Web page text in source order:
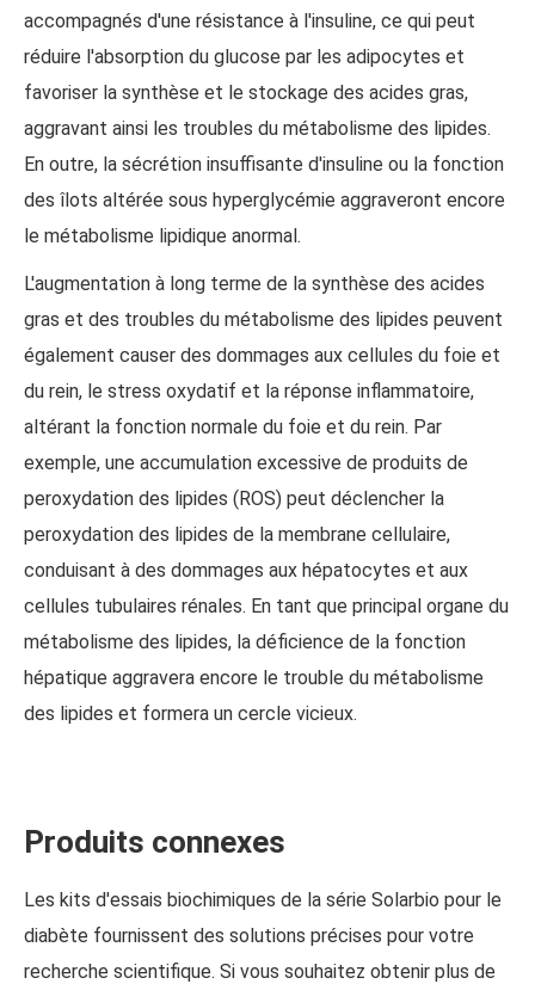
accompagnés d'une résistance à l'insuline, ce qui peut
réduire l'absorption du glucose par les adipocytes et
favoriser la synthèse et le stockage des acides gras,
aggravant ainsi les troubles du métabolisme des lipides.
En outre, la sécrétion insuffisante d'insuline ou la fonction
des îlots altérée sous hyperglycémie aggraveront encore
le métabolisme lipidique anormal.
L'augmentation à long terme de la synthèse des acides
gras et des troubles du métabolisme des lipides peuvent
également causer des dommages aux cellules du foie et
du rein, le stress oxydatif et la réponse inflammatoire,
altérant la fonction normale du foie et du rein. Par
exemple, une accumulation excessive de produits de
peroxydation des lipides (ROS) peut déclencher la
peroxydation des lipides de la membrane cellulaire,
conduisant à des dommages aux hépatocytes et aux
cellules tubulaires rénales. En tant que principal organe du
métabolisme des lipides, la déficience de la fonction
hépatique aggravera encore le trouble du métabolisme
des lipides et formera un cercle vicieux.
Produits connexes
Les kits d'essais biochimiques de la série Solarbio pour le
diabète fournissent des solutions précises pour votre
recherche scientifique. Si vous souhaitez obtenir plus de